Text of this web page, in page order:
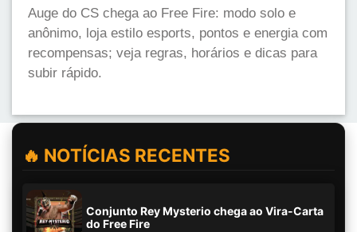
Auge do CS chega ao Free Fire: modo solo e
anônimo, loja estilo esports, pontos e energia com
recompensas; veja regras, horários e dicas para
subir rápido.
🔥 NOTÍCIAS RECENTES
Conjunto Rey Mysterio chega ao Vira-Carta
do Free Fire